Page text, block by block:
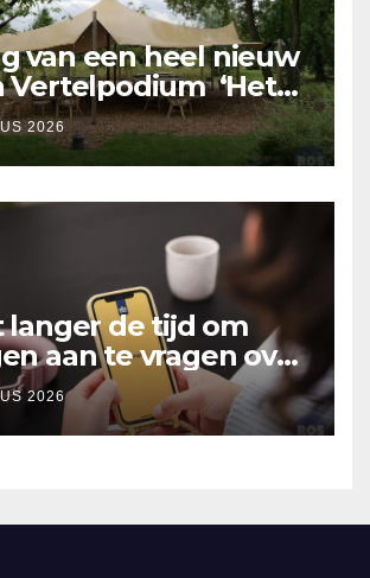
van een heel nieuw
Vertelpodium ‘Het
Vuur’. Landelijke
in Bomentuin D’n
2026
langer de tijd om
aan te vragen over
2026